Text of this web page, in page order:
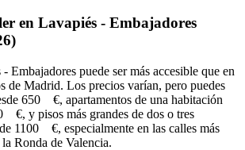
en Lavapiés - Embajadores
Embajadores puede ser más accesible que en
de Madrid. Los precios varían, pero puedes
650 €, apartamentos de una habitación
€, y pisos más grandes de dos o tres
1100 €, especialmente en las calles más
Ronda de Valencia.